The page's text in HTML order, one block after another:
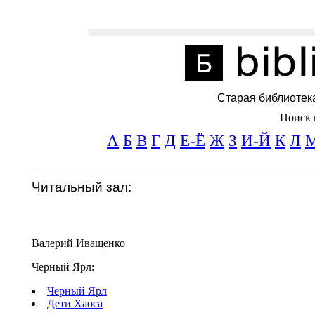
Старая
Поиск
А Б В Г Д Е-Ё Ж З И-Й К Л
Читальный зал:
Валерий Иващенко
Черный Ярл:
Черный Ярл
Дети Хаоса